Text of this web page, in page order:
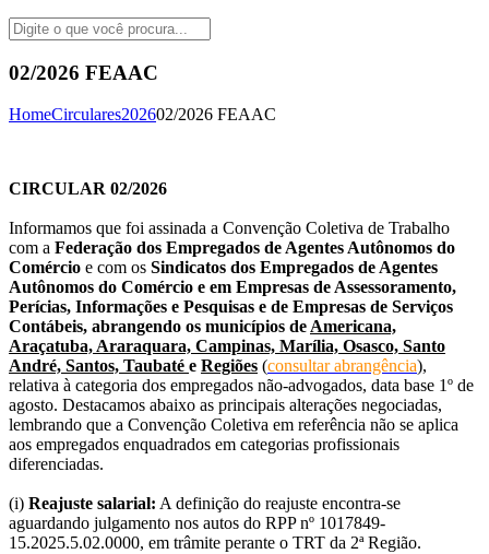
02/2026 FEAAC
HomeCirculares202602/2026 FEAAC
CIRCULAR 02/2026
Informamos que foi assinada a Convenção Coletiva de Trabalho
com a Federação dos Empregados de Agentes Autônomos do
Comércio e com os Sindicatos dos Empregados de Agentes
Autônomos do Comércio e em Empresas de Assessoramento,
Perícias, Informações e Pesquisas e de Empresas de Serviços
Contábeis, abrangendo os municípios deAmericana,
Araçatuba, Araraquara, Campinas, Marília, Osasco, Santo
André, Santos, Taubaté e Regiões (consultar abrangência),
relativa à categoria dos empregados não-advogados, data base 1º de
agosto. Destacamos abaixo as principais alterações negociadas,
lembrando que a Convenção Coletiva em referência não se aplica
aos empregados enquadrados em categorias profissionais
diferenciadas.
(i) Reajuste salarial: A definição do reajuste encontra-se
aguardando julgamento nos autos do RPP nº 1017849-
15.2025.5.02.0000, em trâmite perante o TRT da 2ª Região.